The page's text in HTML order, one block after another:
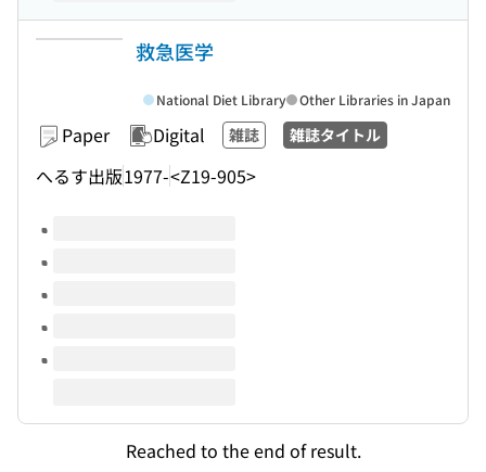
救急医学
Paper Digital 雑誌 雑誌タイトル
へるす出版1977-<Z19-905>
National Diet Library Other Libraries in Japan
Volumes of this title
Reached to the end of result.